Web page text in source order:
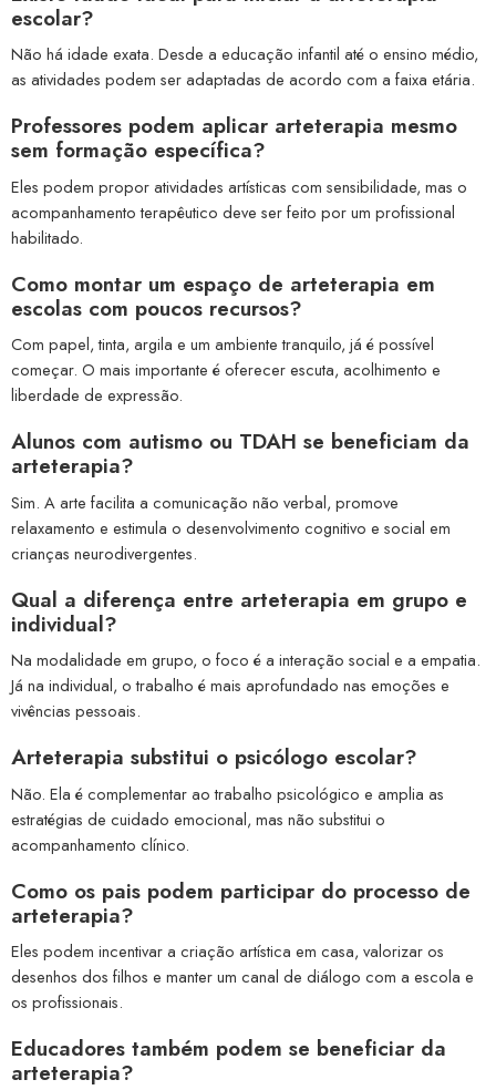
escolar?
Não há idade exata. Desde a educação infantil até o ensino médio,
as atividades podem ser adaptadas de acordo com a faixa etária.
Professores podem aplicar arteterapia mesmo
sem formação específica?
Eles podem propor atividades artísticas com sensibilidade, mas o
acompanhamento terapêutico deve ser feito por um profissional
habilitado.
Como montar um espaço de arteterapia em
escolas com poucos recursos?
Com papel, tinta, argila e um ambiente tranquilo, já é possível
começar. O mais importante é oferecer escuta, acolhimento e
liberdade de expressão.
Alunos com autismo ou TDAH se beneficiam da
arteterapia?
Sim. A arte facilita a comunicação não verbal, promove
relaxamento e estimula o desenvolvimento cognitivo e social em
crianças neurodivergentes.
Qual a diferença entre arteterapia em grupo e
individual?
Na modalidade em grupo, o foco é a interação social e a empatia.
Já na individual, o trabalho é mais aprofundado nas emoções e
vivências pessoais.
Arteterapia substitui o psicólogo escolar?
Não. Ela é complementar ao trabalho psicológico e amplia as
estratégias de cuidado emocional, mas não substitui o
acompanhamento clínico.
Como os pais podem participar do processo de
arteterapia?
Eles podem incentivar a criação artística em casa, valorizar os
desenhos dos filhos e manter um canal de diálogo com a escola e
os profissionais.
Educadores também podem se beneficiar da
arteterapia?